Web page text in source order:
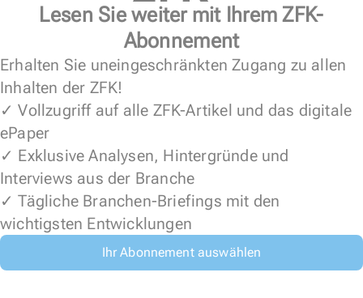
Lesen Sie weiter mit Ihrem ZFK-
Abonnement
Erhalten Sie uneingeschränkten Zugang zu allen
Inhalten der ZFK!
✓ Vollzugriff auf alle ZFK-Artikel und das digitale
ePaper
✓ Exklusive Analysen, Hintergründe und
Interviews aus der Branche
✓ Tägliche Branchen-Briefings mit den
wichtigsten Entwicklungen
Ihr Abonnement auswählen